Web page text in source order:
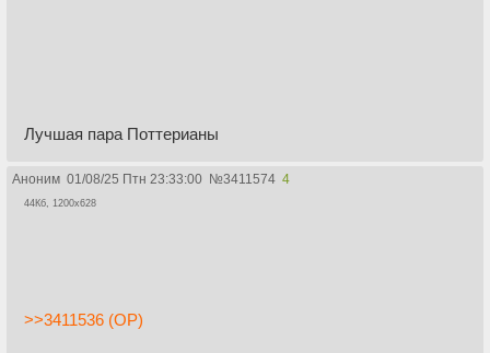
Лучшая пара Поттерианы
Аноним 01/08/25 Птн 23:33:00 №3411574 4
44Кб, 1200x628
>>3411536 (OP)